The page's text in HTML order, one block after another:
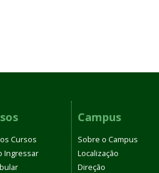
Cursos
Ingressar
Campus
Sobre o Campus
Localização
Direção